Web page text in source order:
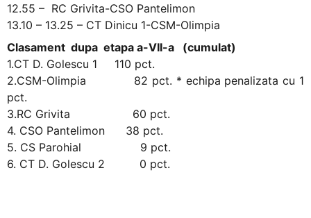
12.55 – RC Grivita-CSO Pantelimon
13.10 – 13.25 – CT Dinicu 1-CSM-Olimpia
Clasament dupa etapa a-VII-a (cumulat)
1.CT D. Golescu 1 110 pct.
2.CSM-Olimpia 82 pct. * echipa penalizata cu 1
pct.
3.RC Grivita 60 pct.
4. CSO Pantelimon 38 pct.
5. CS Parohial 9 pct.
6. CT D. Golescu 2 0 pct.